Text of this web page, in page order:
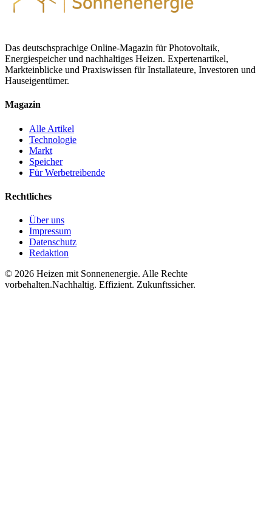
Das deutschsprachige Online-Magazin für Photovoltaik,
Energiespeicher und nachhaltiges Heizen. Expertenartikel,
Markteinblicke und Praxiswissen für Installateure, Investoren und
Hauseigentümer.
Magazin
Alle Artikel
Technologie
Markt
Speicher
Für Werbetreibende
Rechtliches
Über uns
Impressum
Datenschutz
Redaktion
© 2026 Heizen mit Sonnenenergie. Alle Rechte
vorbehalten.Nachhaltig. Effizient. Zukunftssicher.